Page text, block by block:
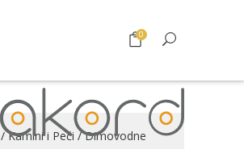
0
/Kamini i Peći /Dimovodne